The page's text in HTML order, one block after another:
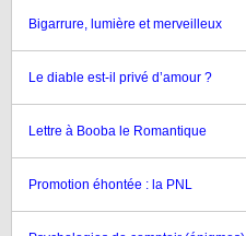
Bigarrure, lumière et merveilleux
Le diable est-il privé d’amour ?
Lettre à Booba le Romantique
Promotion éhontée : la PNL